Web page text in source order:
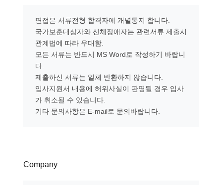
면접은 서류전형 합격자에 개별통지 합니다.
국가보훈대상자와 신체장애자는 관련서류 제출시
관계법에 따라 우대함.
모든 서류는 반드시 MS Word로 작성하기 바랍니
다.
제출하신 서류는 일체 반환하지 않습니다.
입사지원서 내용에 허위사실이 판명될 경우 입사
가 취소될 수 있습니다.
기타 문의사항은 E-mail로 문의바랍니다.
Company